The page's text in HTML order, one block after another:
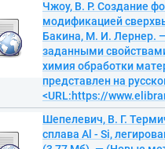
Чжоу, В. Р. Создание
модификацией
Бакина, М. И. Лернер.
заданными
химия обработки
представлен на
<URL:https://
Шепелевич, В. Г.
сплава Al - Si,